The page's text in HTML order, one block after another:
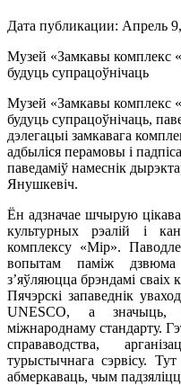
Дата публикации: Апрель
Музей «Замкавы комплекс
будуць супрацоўнічаць
Музей «Замкавы комплекс
будуць супрацоўнічаць,
дэлегацыі замкавага
адбыліся перамовы і
паведаміў намеснік
Янушкевіч.
Ён адзначае шчырую
культурных рэалій і
комплексу «Мір».
вопытам паміж дзвюма
з’яўляюцца брэндамі сваіх
Пячэрскі запаведнік
UNESCO, а значыць,
міжнароднаму стандарту.
справаводства,
турыстычнага сэрвісу.
абмеркаваць, чым